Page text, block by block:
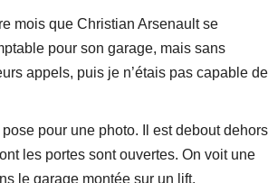
mois que Christian Arsenault se
pour son garage, mais sans
appels, puis je n’étais pas capable de